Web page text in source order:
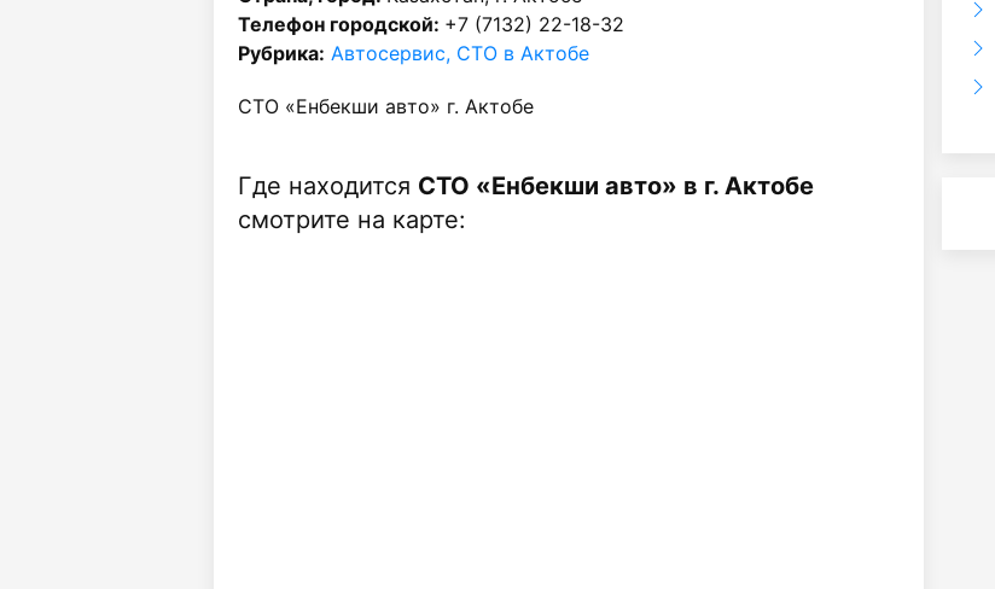
Телефон городской: +7 (7132) 22-18-32
Рубрика: Автосервис, СТО в Актобе
СТО «Енбекши авто» г. Актобе
Где находится СТО «Енбекши авто» в г. Актобе
смотрите на карте: